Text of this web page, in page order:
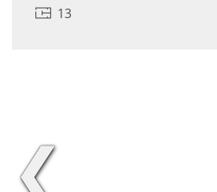
13
❮